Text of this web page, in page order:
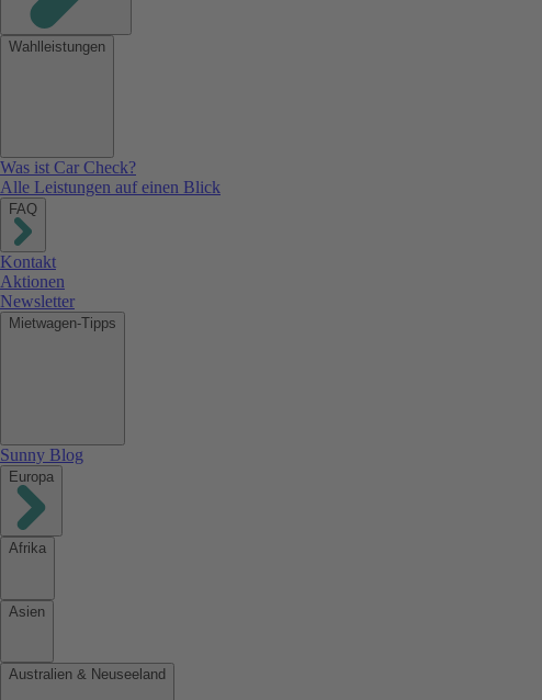
Wahlleistungen
Was ist Car Check?
Alle Leistungen auf einen Blick
FAQ
Kontakt
Aktionen
Newsletter
Mietwagen-Tipps
Sunny Blog
Europa
Afrika
Asien
Australien & Neuseeland